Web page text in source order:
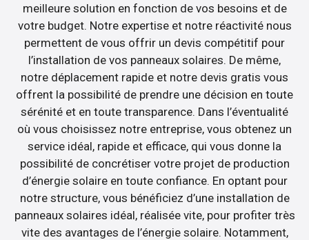
meilleure solution en fonction de vos besoins et de
votre budget. Notre expertise et notre réactivité nous
permettent de vous offrir un devis compétitif pour
l’installation de vos panneaux solaires. De même,
notre déplacement rapide et notre devis gratis vous
offrent la possibilité de prendre une décision en toute
sérénité et en toute transparence. Dans l’éventualité
où vous choisissez notre entreprise, vous obtenez un
service idéal, rapide et efficace, qui vous donne la
possibilité de concrétiser votre projet de production
d’énergie solaire en toute confiance. En optant pour
notre structure, vous bénéficiez d’une installation de
panneaux solaires idéal, réalisée vite, pour profiter très
vite des avantages de l’énergie solaire. Notamment,